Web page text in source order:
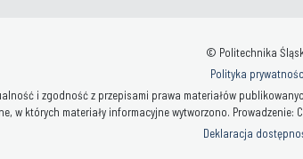
© Politechnika
Polityka
i zgodność z przepisami prawa materiałów
w których materiały informacyjne wytworzono. Prowadzenie:
Deklaracja